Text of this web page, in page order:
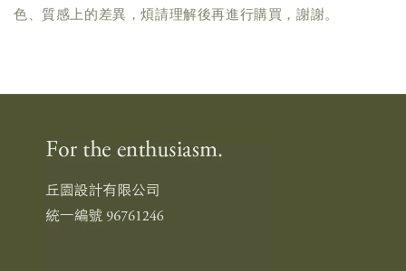
色、質感上的差異，煩請理解後再進行購買，謝謝。